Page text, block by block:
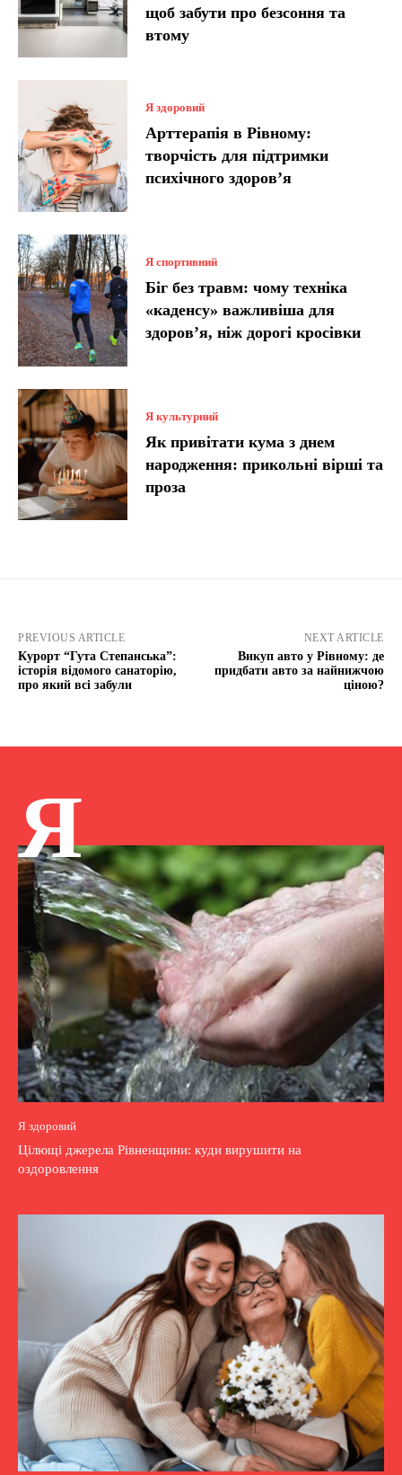
щоб забути про безсоння та
втому
Я здоровий
Арттерапія в Рівному:
творчість для підтримки
психічного здоров’я
Я спортивний
Біг без травм: чому техніка
«каденсу» важливіша для
здоров’я, ніж дорогі кросівки
Я культурний
Як привітати кума з днем
народження: прикольні вірші та
проза
PREVIOUS ARTICLE
Курорт “Гута Степанська”:
історія відомого санаторію,
про який всі забули
NEXT ARTICLE
Викуп авто у Рівному: де
придбати авто за найнижчою
ціною?
Я
Я здоровий
Цілющі джерела Рівненщини: куди вирушити на
оздоровлення